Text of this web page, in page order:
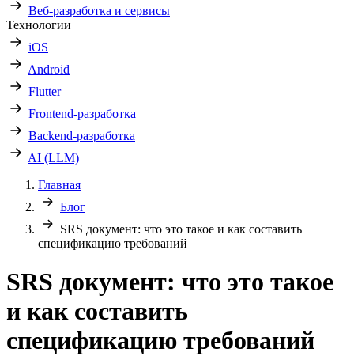
Веб-разработка и сервисы
Технологии
iOS
Android
Flutter
Frontend-разработка
Backend-разработка
AI (LLM)
Главная
Блог
SRS документ: что это такое и как составить
спецификацию требований
SRS документ: что это такое
и как составить
спецификацию требований